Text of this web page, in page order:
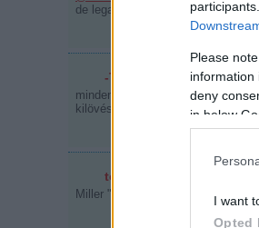
Please
information
deny
in below
I want
Opted
de legalább ő kompenzálta!! nem
-Toboz- 2009.12.02. 20:02:36
mindenesetre elég furcsa
kilövésétöl
toy dolls
Miller "shutout" . az azt jelenti, h